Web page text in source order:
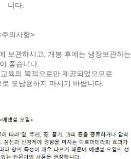
니다.
주의사항>
보관하시고, 개봉 후에는 냉장보관하는
좋습니다.
육의 목적으로만 제공되었으므로
오남용하지 마시기 바랍니다.